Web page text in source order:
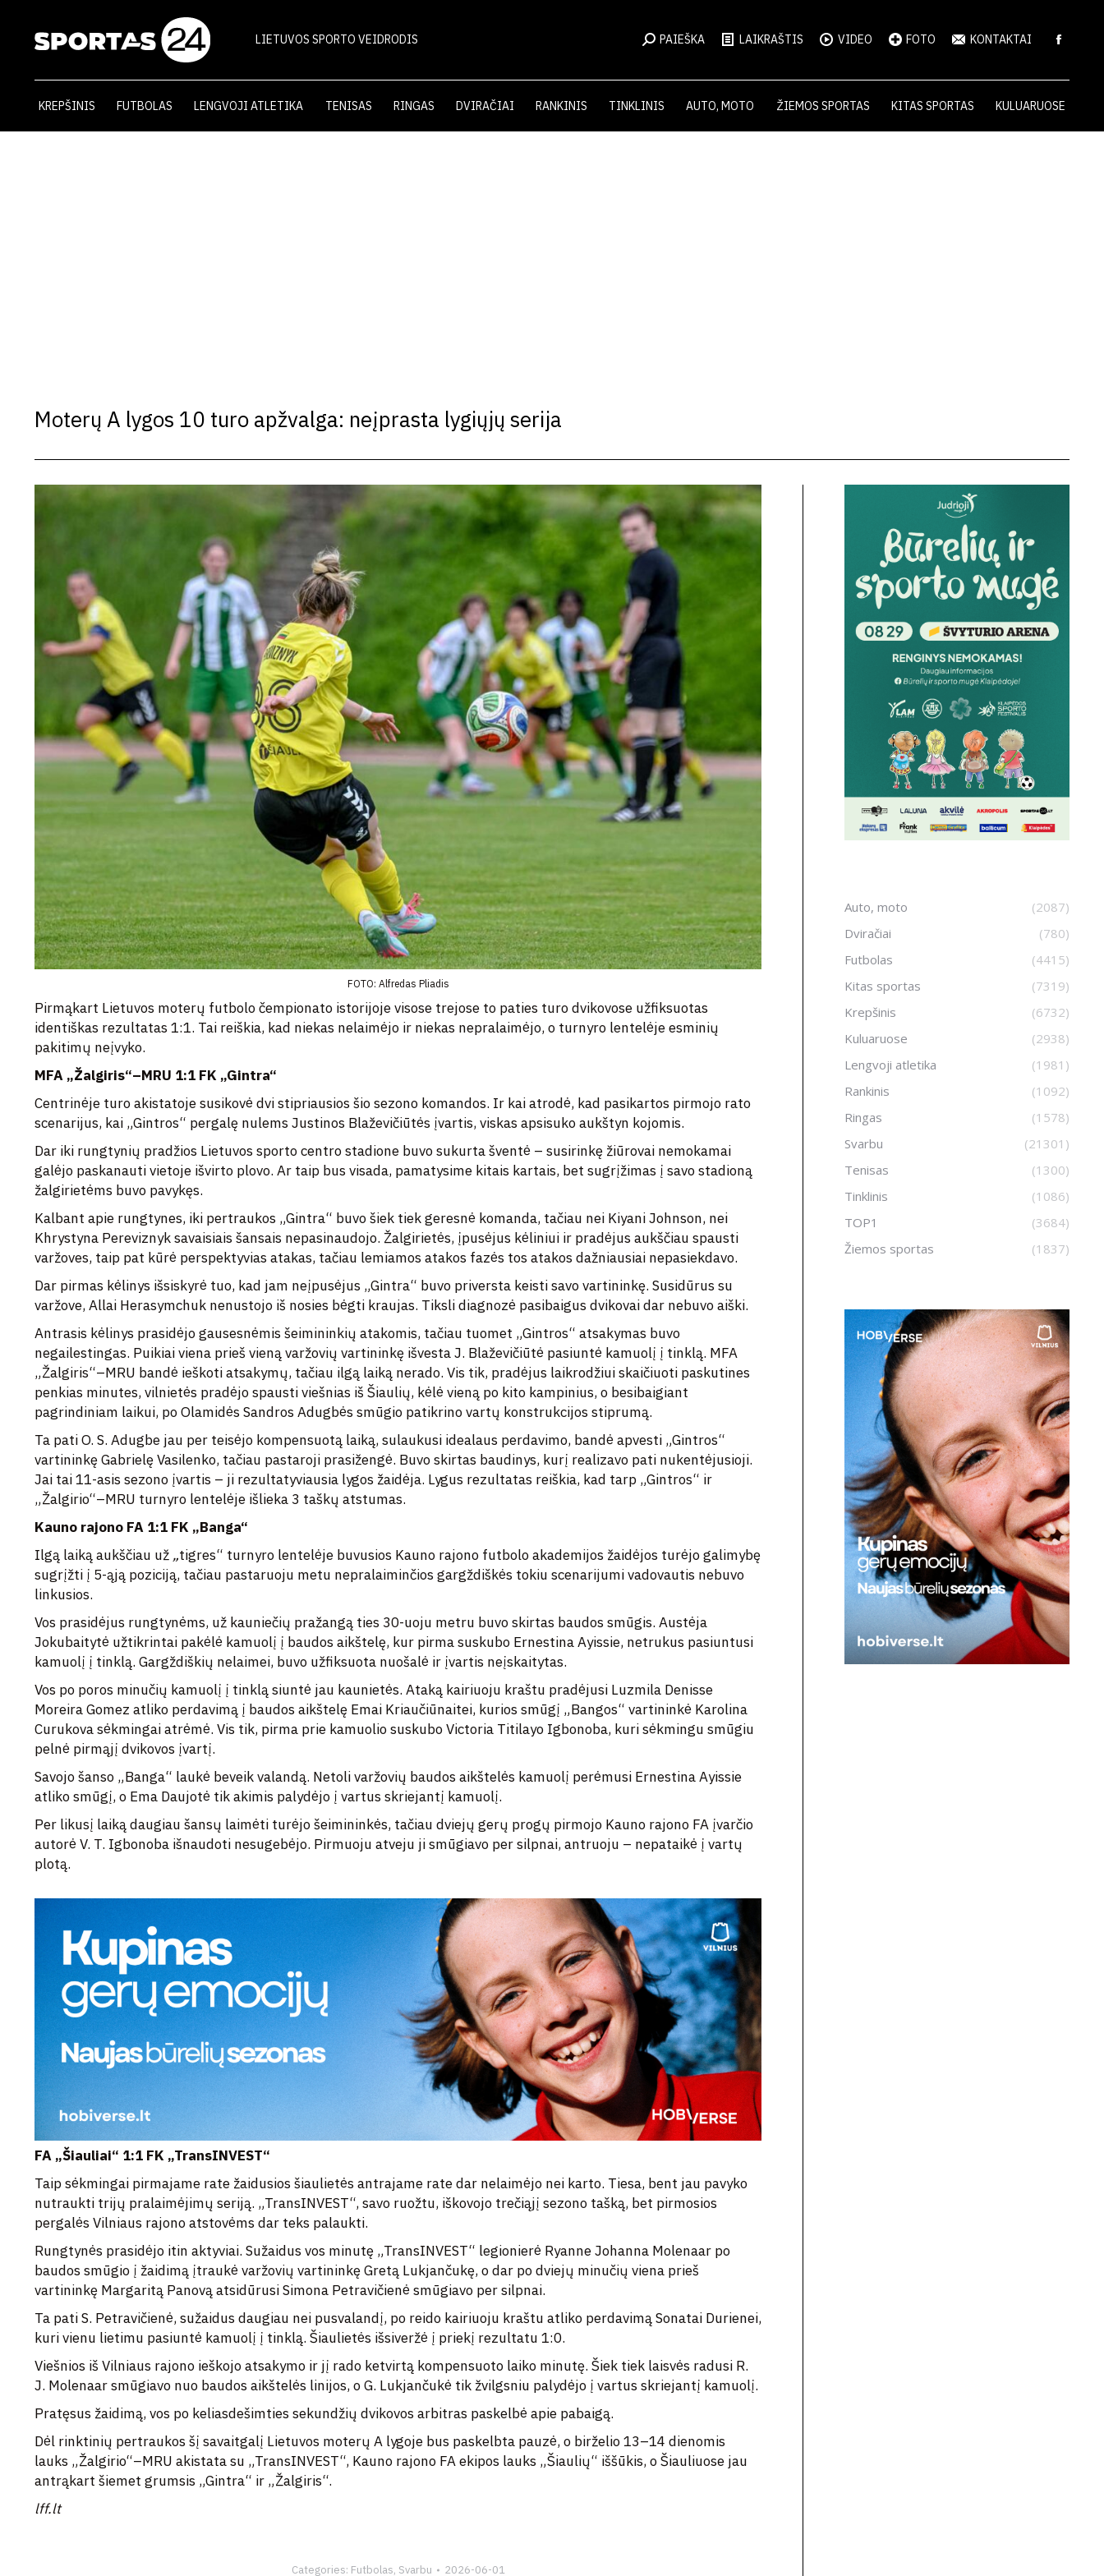
LIETUVOS SPORTO VEIDRODIS PAIEŠKA LAIKRAŠTIS VIDEO FOTO KONTAKTAI
KREPŠINIS FUTBOLAS LENGVOJI ATLETIKA TENISAS RINGAS DVIRAČIAI RANKINIS TINKLINIS AUTO, MOTO ŽIEMOS SPORTAS KITAS SPORTAS KULUARUOSE
Moterų A lygos 10 turo apžvalga: neįprasta lygiųjų serija
FOTO: Alfredas Pliadis
Pirmąkart Lietuvos moterų futbolo čempionato istorijoje visose trejose to paties turo dvikovose užfiksuotas
identiškas rezultatas 1:1. Tai reiškia, kad niekas nelaimėjo ir niekas nepralaimėjo, o turnyro lentelėje esminių
pakitimų neįvyko.
MFA „Žalgiris“–MRU 1:1 FK „Gintra“
Centrinėje turo akistatoje susikovė dvi stipriausios šio sezono komandos. Ir kai atrodė, kad pasikartos pirmojo rato
scenarijus, kai „Gintros“ pergalę nulems Justinos Blaževičiūtės įvartis, viskas apsisuko aukštyn kojomis.
Dar iki rungtynių pradžios Lietuvos sporto centro stadione buvo sukurta šventė – susirinkę žiūrovai nemokamai
galėjo paskanauti vietoje išvirto plovo. Ar taip bus visada, pamatysime kitais kartais, bet sugrįžimas į savo stadioną
žalgirietėms buvo pavykęs.
Kalbant apie rungtynes, iki pertraukos „Gintra“ buvo šiek tiek geresnė komanda, tačiau nei Kiyani Johnson, nei
Khrystyna Pereviznyk savaisiais šansais nepasinaudojo. Žalgirietės, įpusėjus kėliniui ir pradėjus aukščiau spausti
varžoves, taip pat kūrė perspektyvias atakas, tačiau lemiamos atakos fazės tos atakos dažniausiai nepasiekdavo.
Dar pirmas kėlinys išsiskyrė tuo, kad jam neįpusėjus „Gintra“ buvo priversta keisti savo vartininkę. Susidūrus su
varžove, Allai Herasymchuk nenustojo iš nosies bėgti kraujas. Tiksli diagnozė pasibaigus dvikovai dar nebuvo aiški.
Antrasis kėlinys prasidėjo gausesnėmis šeimininkių atakomis, tačiau tuomet „Gintros“ atsakymas buvo
negailestingas. Puikiai viena prieš vieną varžovių vartininkę išvesta J. Blaževičiūtė pasiuntė kamuolį į tinklą. MFA
„Žalgiris“–MRU bandė ieškoti atsakymų, tačiau ilgą laiką nerado. Vis tik, pradėjus laikrodžiui skaičiuoti paskutines
penkias minutes, vilnietės pradėjo spausti viešnias iš Šiaulių, kėlė vieną po kito kampinius, o besibaigiant
pagrindiniam laikui, po Olamidės Sandros Adugbės smūgio patikrino vartų konstrukcijos stiprumą.
Ta pati O. S. Adugbe jau per teisėjo kompensuotą laiką, sulaukusi idealaus perdavimo, bandė apvesti „Gintros“
vartininkę Gabrielę Vasilenko, tačiau pastaroji prasižengė. Buvo skirtas baudinys, kurį realizavo pati nukentėjusioji.
Jai tai 11-asis sezono įvartis – ji rezultatyviausia lygos žaidėja. Lygus rezultatas reiškia, kad tarp „Gintros“ ir
„Žalgirio“–MRU turnyro lentelėje išlieka 3 taškų atstumas.
Kauno rajono FA 1:1 FK „Banga“
Ilgą laiką aukščiau už „tigres“ turnyro lentelėje buvusios Kauno rajono futbolo akademijos žaidėjos turėjo galimybę
sugrįžti į 5-ąją poziciją, tačiau pastaruoju metu nepralaiminčios gargždiškės tokiu scenarijumi vadovautis nebuvo
linkusios.
Vos prasidėjus rungtynėms, už kauniečių pražangą ties 30-uoju metru buvo skirtas baudos smūgis. Austėja
Jokubaitytė užtikrintai pakėlė kamuolį į baudos aikštelę, kur pirma suskubo Ernestina Ayissie, netrukus pasiuntusi
kamuolį į tinklą. Gargždiškių nelaimei, buvo užfiksuota nuošalė ir įvartis neįskaitytas.
Vos po poros minučių kamuolį į tinklą siuntė jau kaunietės. Ataką kairiuoju kraštu pradėjusi Luzmila Denisse
Moreira Gomez atliko perdavimą į baudos aikštelę Emai Kriaučiūnaitei, kurios smūgį „Bangos“ vartininkė Karolina
Curukova sėkmingai atrėmė. Vis tik, pirma prie kamuolio suskubo Victoria Titilayo Igbonoba, kuri sėkmingu smūgiu
pelnė pirmąjį dvikovos įvartį.
Savojo šanso „Banga“ laukė beveik valandą. Netoli varžovių baudos aikštelės kamuolį perėmusi Ernestina Ayissie
atliko smūgį, o Ema Daujotė tik akimis palydėjo į vartus skriejantį kamuolį.
Per likusį laiką daugiau šansų laimėti turėjo šeimininkės, tačiau dviejų gerų progų pirmojo Kauno rajono FA įvarčio
autorė V. T. Igbonoba išnaudoti nesugebėjo. Pirmuoju atveju ji smūgiavo per silpnai, antruoju – nepataikė į vartų
plotą.
FA „Šiauliai“ 1:1 FK „TransINVEST“
Taip sėkmingai pirmajame rate žaidusios šiaulietės antrajame rate dar nelaimėjo nei karto. Tiesa, bent jau pavyko
nutraukti trijų pralaimėjimų seriją. „TransINVEST“, savo ruožtu, iškovojo trečiąjį sezono tašką, bet pirmosios
pergalės Vilniaus rajono atstovėms dar teks palaukti.
Rungtynės prasidėjo itin aktyviai. Sužaidus vos minutę „TransINVEST“ legionierė Ryanne Johanna Molenaar po
baudos smūgio į žaidimą įtraukė varžovių vartininkę Gretą Lukjančukę, o dar po dviejų minučių viena prieš
vartininkę Margaritą Panovą atsidūrusi Simona Petravičienė smūgiavo per silpnai.
Ta pati S. Petravičienė, sužaidus daugiau nei pusvalandį, po reido kairiuoju kraštu atliko perdavimą Sonatai Durienei,
kuri vienu lietimu pasiuntė kamuolį į tinklą. Šiaulietės išsiveržė į priekį rezultatu 1:0.
Viešnios iš Vilniaus rajono ieškojo atsakymo ir jį rado ketvirtą kompensuoto laiko minutę. Šiek tiek laisvės radusi R.
J. Molenaar smūgiavo nuo baudos aikštelės linijos, o G. Lukjančukė tik žvilgsniu palydėjo į vartus skriejantį kamuolį.
Pratęsus žaidimą, vos po keliasdešimties sekundžių dvikovos arbitras paskelbė apie pabaigą.
Dėl rinktinių pertraukos šį savaitgalį Lietuvos moterų A lygoje bus paskelbta pauzė, o birželio 13–14 dienomis
lauks „Žalgirio“–MRU akistata su „TransINVEST“, Kauno rajono FA ekipos lauks „Šiaulių“ iššūkis, o Šiauliuose jau
antrąkart šiemet grumsis „Gintra“ ir „Žalgiris“.
lff.lt
Categories: Futbolas, Svarbu 2026-06-01
Auto, moto
(2087)
Dviračiai
(780)
Futbolas
(4415)
Kitas sportas
(7319)
Krepšinis
(6732)
Kuluaruose
(2938)
Lengvoji atletika
(1981)
Rankinis
(1092)
Ringas
(1578)
Svarbu
(21301)
Tenisas
(1300)
Tinklinis
(1086)
TOP1
(3684)
Žiemos sportas
(1837)